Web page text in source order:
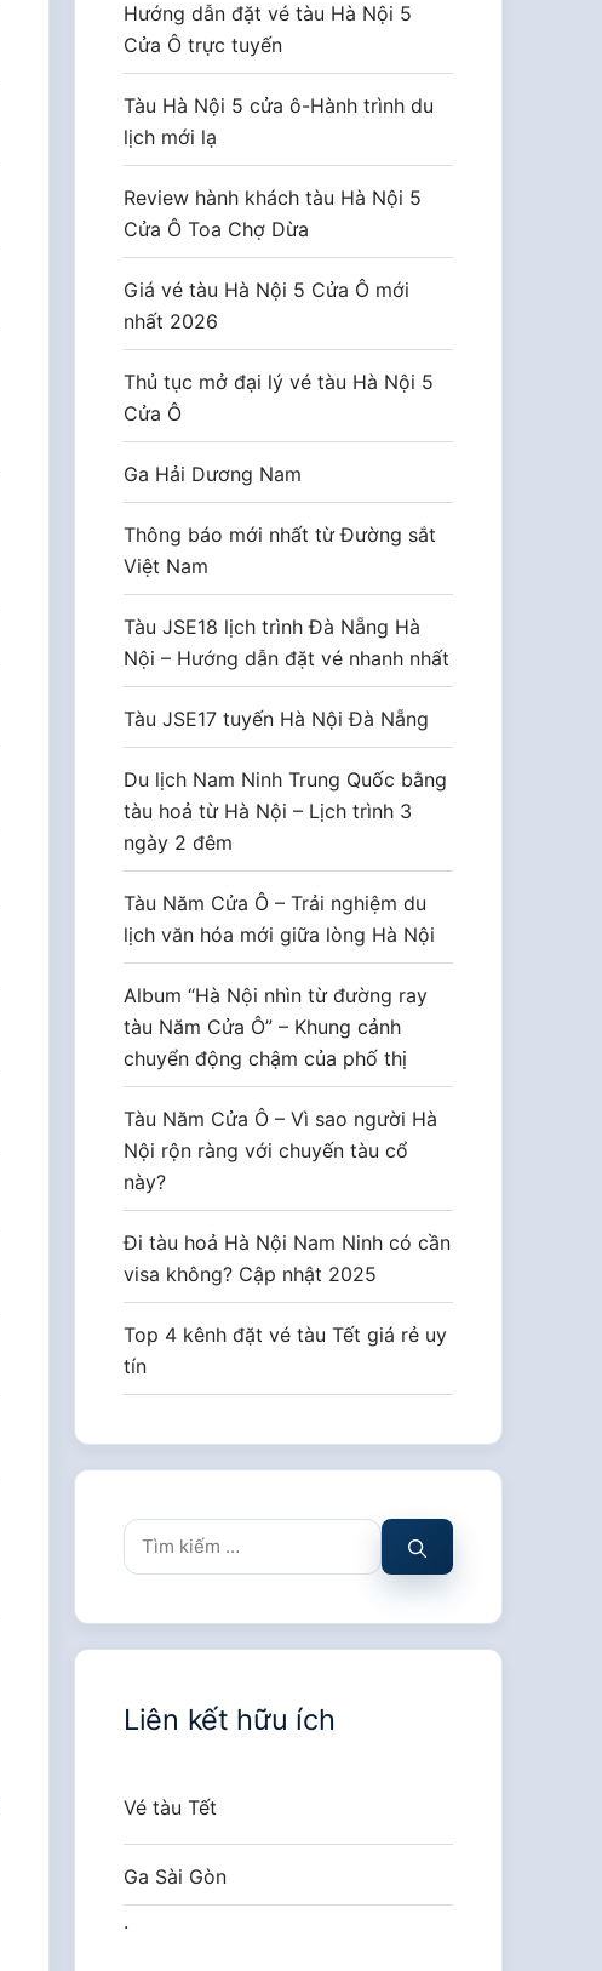
Hướng dẫn đặt vé tàu Hà Nội 5
Cửa Ô trực tuyến
Tàu Hà Nội 5 cửa ô-Hành trình du
lịch mới lạ
Review hành khách tàu Hà Nội 5
Cửa Ô Toa Chợ Dừa
Giá vé tàu Hà Nội 5 Cửa Ô mới
nhất 2026
Thủ tục mở đại lý vé tàu Hà Nội 5
Cửa Ô
Ga Hải Dương Nam
Thông báo mới nhất từ Đường sắt
Việt Nam
Tàu JSE18 lịch trình Đà Nẵng Hà
Nội – Hướng dẫn đặt vé nhanh nhất
Tàu JSE17 tuyến Hà Nội Đà Nẵng
Du lịch Nam Ninh Trung Quốc bằng
tàu hoả từ Hà Nội – Lịch trình 3
ngày 2 đêm
Tàu Năm Cửa Ô – Trải nghiệm du
lịch văn hóa mới giữa lòng Hà Nội
Album “Hà Nội nhìn từ đường ray
tàu Năm Cửa Ô” – Khung cảnh
chuyển động chậm của phố thị
Tàu Năm Cửa Ô – Vì sao người Hà
Nội rộn ràng với chuyến tàu cổ
này?
Đi tàu hoả Hà Nội Nam Ninh có cần
visa không? Cập nhật 2025
Top 4 kênh đặt vé tàu Tết giá rẻ uy
tín
Tìm
kiếm
Liên kết hữu ích
Vé tàu Tết
Ga Sài Gòn
.